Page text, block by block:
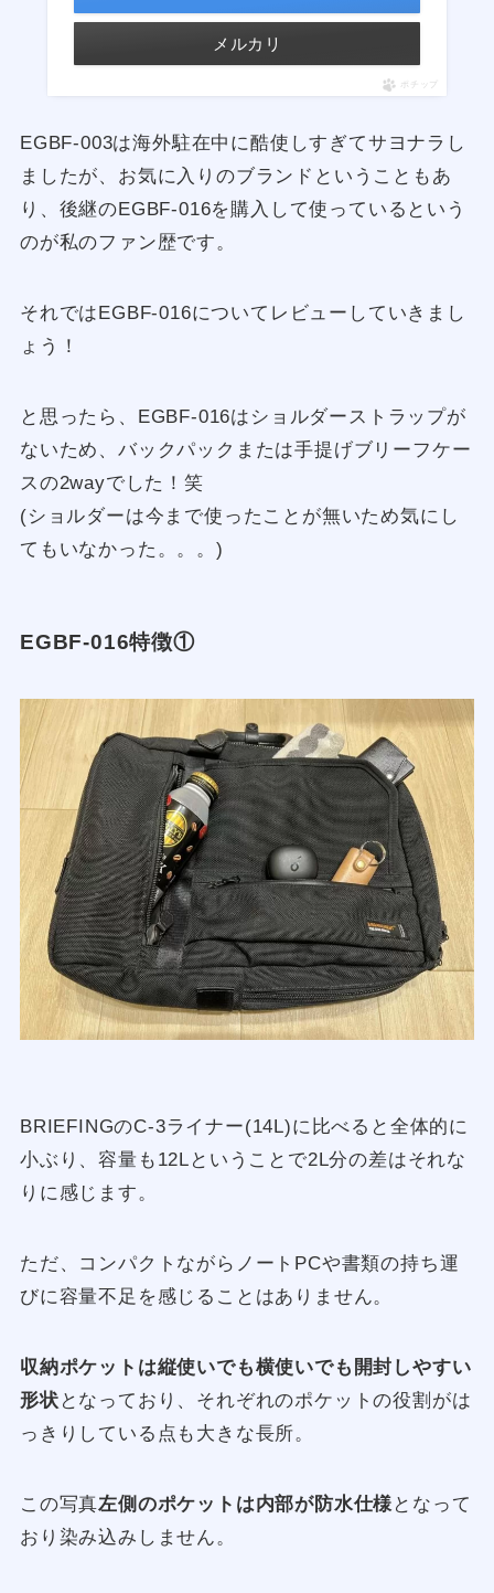
メルカリ
ポチップ
EGBF-003は海外駐在中に酷使しすぎてサヨナラし
ましたが、お気に入りのブランドということもあ
り、後継のEGBF-016を購入して使っているという
のが私のファン歴です。
それではEGBF-016についてレビューしていきまし
ょう！
と思ったら、EGBF-016はショルダーストラップが
ないため、バックパックまたは手提げブリーフケー
スの2wayでした！笑
(ショルダーは今まで使ったことが無いため気にし
てもいなかった。。。)
EGBF-016特徴①
BRIEFINGのC-3ライナー(14L)に比べると全体的に
小ぶり、容量も12Lということで2L分の差はそれな
りに感じます。
ただ、コンパクトながらノートPCや書類の持ち運
びに容量不足を感じることはありません。
収納ポケットは縦使いでも横使いでも開封しやすい
形状 となっており、それぞれのポケットの役割がは
っきりしている点も大きな長所。
この写真左側のポケットは内部が防水仕様となって
おり染み込みしません。